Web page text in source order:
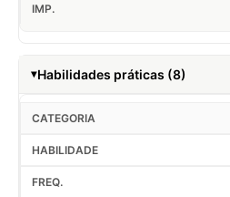
Habilidades práticas (8)